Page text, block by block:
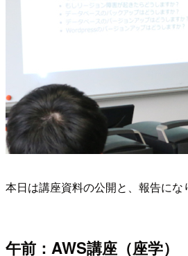
本日は講座資料の公開と、報告にな
午前：AWS講座（座学）